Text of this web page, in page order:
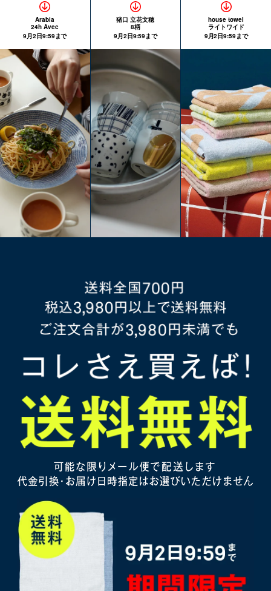
Arabia
24h Avec
9月2日9:59まで
猪口 立花文穂
8柄
9月2日9:59まで
house towel
ライトワイド
9月2日9:59まで